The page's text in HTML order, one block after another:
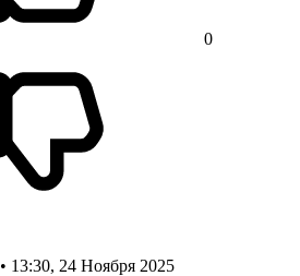
0
• 13:30, 24 Ноября 2025